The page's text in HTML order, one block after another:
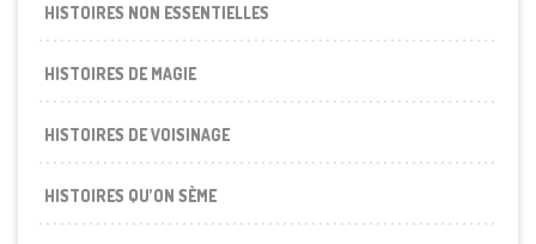
HISTOIRES NON ESSENTIELLES
HISTOIRES DE MAGIE
HISTOIRES DE VOISINAGE
HISTOIRES QU’ON SÈME